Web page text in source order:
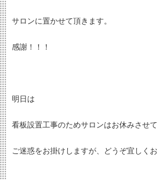
サロンに置かせて頂きます。
感謝！！！
明日は
看板設置工事のためサロンはお休みさせて
ご迷惑をお掛けしますが、どうぞ宜しく